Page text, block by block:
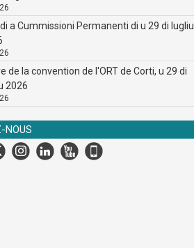
a Cummissioni Permanenti di u 29 di lugliu
de la convention de l'ORT de Corti, u 29 di
2026
NOUS